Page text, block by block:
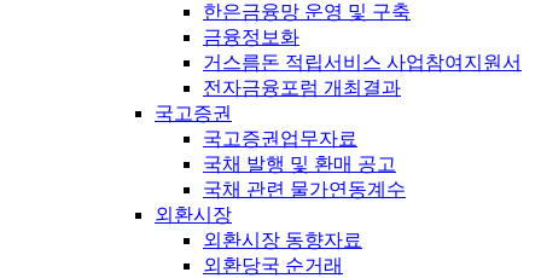
한은금융망 운영 및 구축
금융정보화
거스름돈 적립서비스 사업참여지원서
전자금융포럼 개최결과
국고증권
국고증권업무자료
국채 발행 및 환매 공고
국채 관련 물가연동계수
외환시장
외환시장 동향자료
외환당국 순거래